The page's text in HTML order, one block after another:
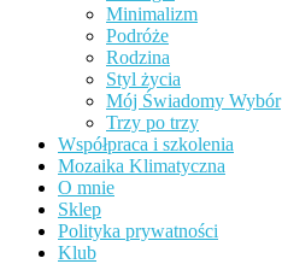
Minimalizm
Podróże
Rodzina
Styl życia
Mój Świadomy Wybór
Trzy po trzy
Współpraca i szkolenia
Mozaika Klimatyczna
O mnie
Sklep
Polityka prywatności
Klub